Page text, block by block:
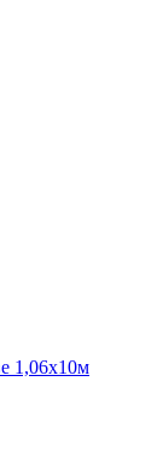
1,06х10м